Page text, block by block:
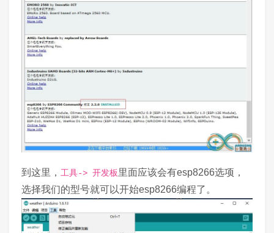
到这里， 工具-> 开发板里面应该会有esp8266选项，
选择我们的型号就可以开始esp8266编程了。